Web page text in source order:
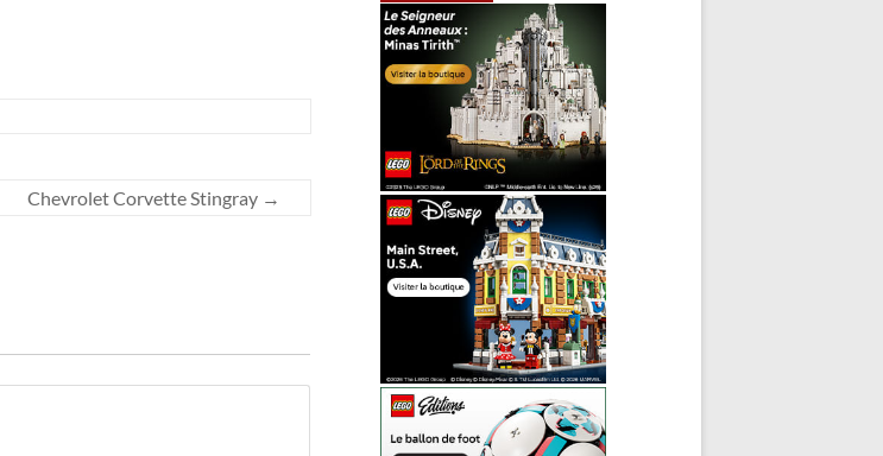
Chevrolet Corvette Stingray →